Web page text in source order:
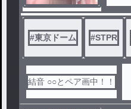
#東京ドーム #STPR
結音 ○○とペア画中！！